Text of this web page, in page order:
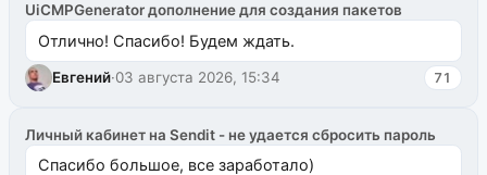
UiCMPGenerator дополнение для создания пакетов
Отлично! Спасибо! Будем ждать.
Евгений·03 августа 2026, 15:34 71
Личный кабинет на Sendit - не удается сбросить пароль
Спасибо большое, все заработало)